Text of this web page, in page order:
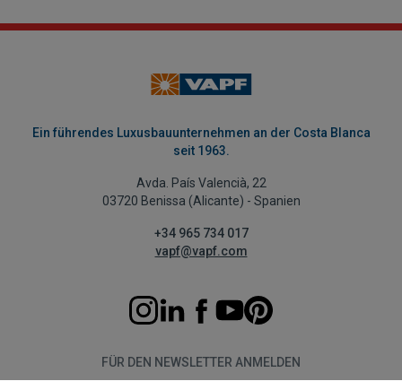
Ein führendes Luxusbauunternehmen an der Costa Blanca
seit 1963.
Avda. País Valencià, 22
03720 Benissa (Alicante) - Spanien
+34 965 734 017
vapf@vapf.com
FÜR DEN NEWSLETTER ANMELDEN